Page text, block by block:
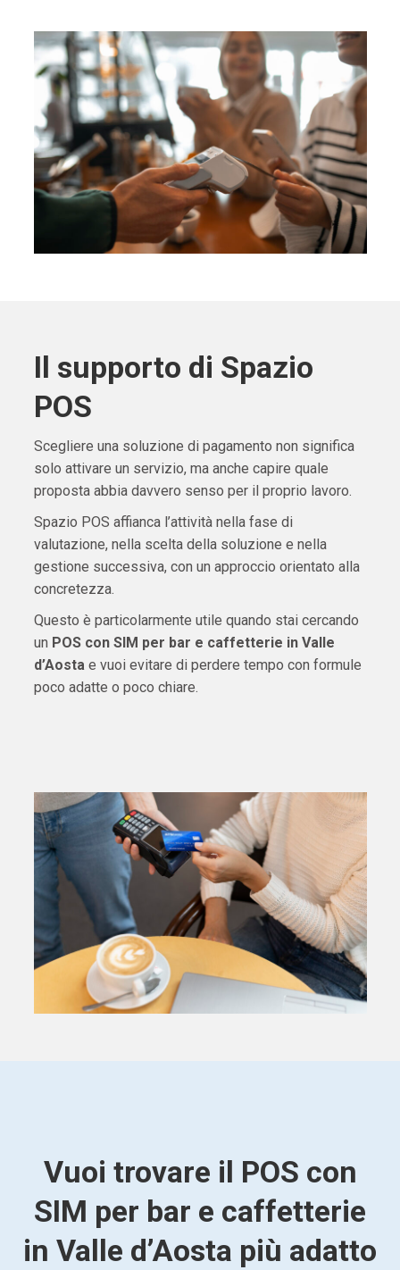
Il supporto di Spazio
POS
Scegliere una soluzione di pagamento non significa
solo attivare un servizio, ma anche capire quale
proposta abbia davvero senso per il proprio lavoro.
Spazio POS affianca l’attività nella fase di
valutazione, nella scelta della soluzione e nella
gestione successiva, con un approccio orientato alla
concretezza.
Questo è particolarmente utile quando stai cercando
un POS con SIM per bar e caffetterie in Valle
d’Aostae vuoi evitare di perdere tempo con formule
poco adatte o poco chiare.
Vuoi trovare il POS con
SIM per bar e caffetterie
in Valle d’Aosta più adatto